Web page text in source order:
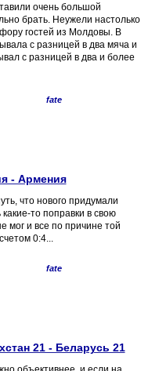
очень большой
брать. Неужели настолько
гостей из Молдовы. В
с разницей в два мяча и
с разницей в два и более
fate
- Армения
что нового придумали
то поправки в свою
мог и все по причине той
0:4...
fate
21 - Беларусь 21